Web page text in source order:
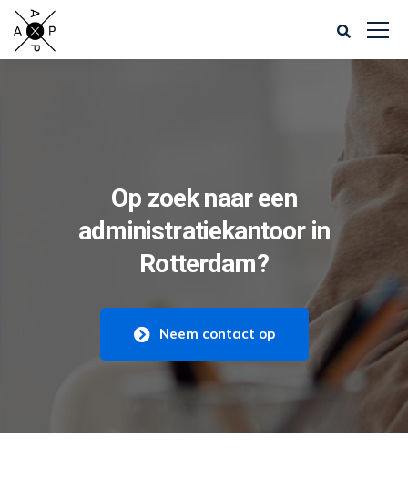
Op zoek naar een
administratiekantoor in
Rotterdam?
Neem contact op